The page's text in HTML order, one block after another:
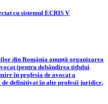
cu sistemul ECRIS V
din România anunță organizarea
(pentru dobândirea titlului
în profesia de avocat a
de definitivat în alte profesii juridice,